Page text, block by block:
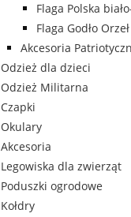
Flaga Polska
Flaga Godło Orzeł
Akcesoria
Odzież dla dzieci
Odzież Militarna
Czapki
Okulary
Akcesoria
Legowiska dla zwierząt
Poduszki ogrodowe
Kołdry